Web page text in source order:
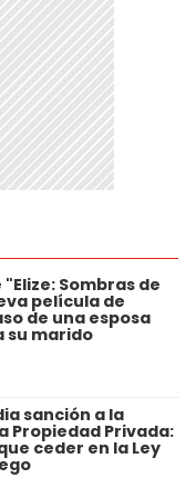
Sombras de
película de
de una esposa
su marido
sanción a la
Propiedad Privada:
ceder en la Ley